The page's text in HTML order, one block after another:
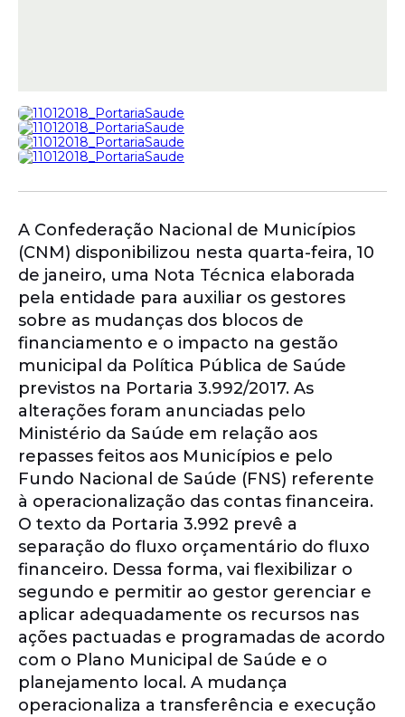
A Confederação Nacional de Municípios
(CNM) disponibilizou nesta quarta-feira, 10
de janeiro, uma Nota Técnica elaborada
pela entidade para auxiliar os gestores
sobre as mudanças dos blocos de
financiamento e o impacto na gestão
municipal da Política Pública de Saúde
previstos na Portaria 3.992/2017. As
alterações foram anunciadas pelo
Ministério da Saúde em relação aos
repasses feitos aos Municípios e pelo
Fundo Nacional de Saúde (FNS) referente
à operacionalização das contas financeira.
O texto da Portaria 3.992 prevê a
separação do fluxo orçamentário do fluxo
financeiro. Dessa forma, vai flexibilizar o
segundo e permitir ao gestor gerenciar e
aplicar adequadamente os recursos nas
ações pactuadas e programadas de acordo
com o Plano Municipal de Saúde e o
planejamento local. A mudança
operacionaliza a transferência e execução